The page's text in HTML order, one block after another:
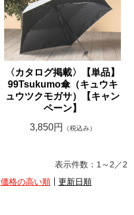
〈カタログ掲載〉【単品】
99Tsukumo傘（キュウキ
ュウツクモガサ）【キャン
ペーン】
3,850円
（税込み）
表示件数： 1～2 ／2
価格の高い順 更新日順